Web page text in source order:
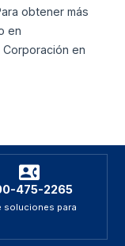
obtener más
en
en
475-2265
soluciones para